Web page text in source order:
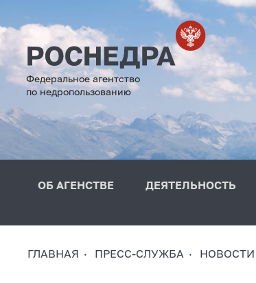
Федеральное агентство
по недропользованию
ОБ АГЕНСТВЕ ДЕЯТЕЛЬНОСТЬ
ГЛАВНАЯ ПРЕСС-СЛУЖБА НОВОСТИ